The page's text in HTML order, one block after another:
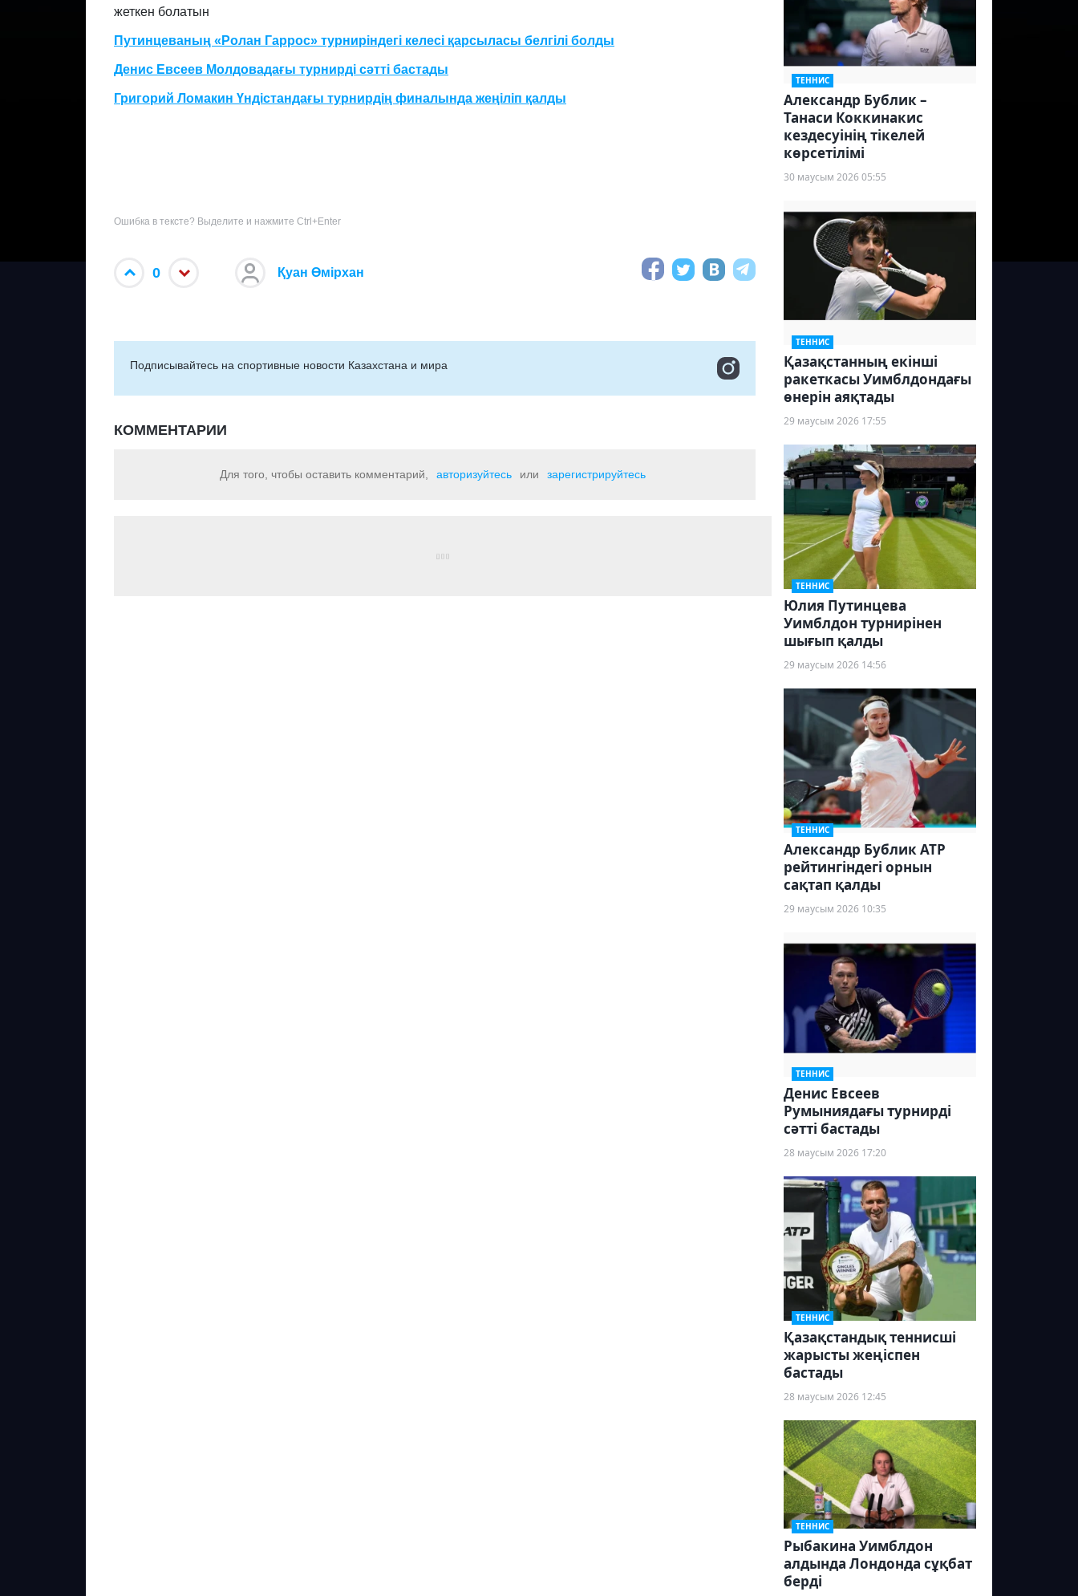
жеткен болатын
Путинцеваның «Ролан Гаррос» турниріндегі келесі қарсыласы белгілі болды
Денис Евсеев Молдовадағы турнирді сәтті бастады
Григорий Ломакин Үндістандағы турнирдің финалында жеңіліп қалды
Ошибка в тексте? Выделите и нажмите Ctrl+Enter
0 Қуан Өмірхан
Подписывайтесь на cпортивные новости Казахстана и мира
КОММЕНТАРИИ
Для того, чтобы оставить комментарий, авторизуйтесь или зарегистрируйтесь
ТЕННИС
Александр Бублик –
Танаси Коккинакис
кездесуінің тікелей
көрсетілімі
30 маусым 2026 05:55
ТЕННИС
Қазақстанның екінші
ракеткасы Уимблдондағы
өнерін аяқтады
29 маусым 2026 17:55
ТЕННИС
Юлия Путинцева
Уимблдон турнирінен
шығып қалды
29 маусым 2026 14:56
ТЕННИС
Александр Бублик ATP
рейтингіндегі орнын
сақтап қалды
29 маусым 2026 10:35
ТЕННИС
Денис Евсеев
Румыниядағы турнирді
сәтті бастады
28 маусым 2026 17:20
ТЕННИС
Қазақстандық теннисші
жарысты жеңіспен
бастады
28 маусым 2026 12:45
ТЕННИС
Рыбакина Уимблдон
алдында Лондонда сұқбат
берді